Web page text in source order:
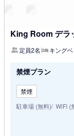
King Room デラ
定員2名 キング
禁煙プラン
禁煙
駐車場 (無料) WiFi (